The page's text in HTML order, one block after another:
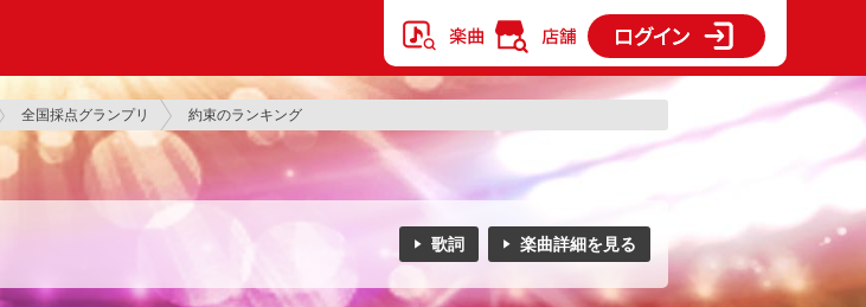
全国採点グランプリ 約束のランキング
歌詞 楽曲詳細を見る